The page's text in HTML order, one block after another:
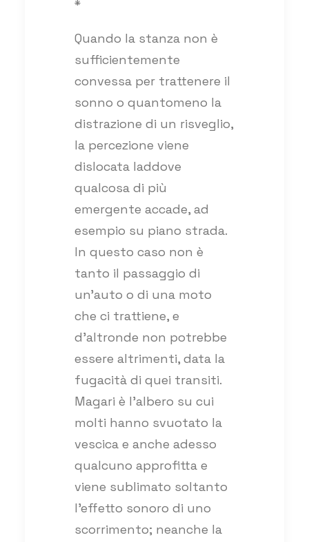
*
Quando la stanza non è
sufficientemente
convessa per trattenere il
sonno o quantomeno la
distrazione di un risveglio,
la percezione viene
dislocata laddove
qualcosa di più
emergente accade, ad
esempio su piano strada.
In questo caso non è
tanto il passaggio di
un’auto o di una moto
che ci trattiene, e
d’altronde non potrebbe
essere altrimenti, data la
fugacità di quei transiti.
Magari è l’albero su cui
molti hanno svuotato la
vescica e anche adesso
qualcuno approfitta e
viene sublimato soltanto
l’effetto sonoro di uno
scorrimento; neanche la